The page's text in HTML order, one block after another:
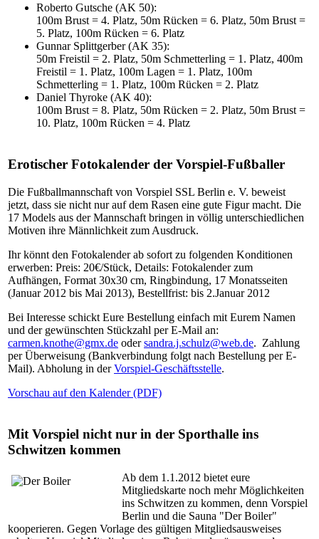
Roberto Gutsche (AK 50):
100m Brust = 4. Platz, 50m Rücken = 6. Platz, 50m Brust =
5. Platz, 100m Rücken = 6. Platz
Gunnar Splittgerber (AK 35):
50m Freistil = 2. Platz, 50m Schmetterling = 1. Platz, 400m
Freistil = 1. Platz, 100m Lagen = 1. Platz, 100m
Schmetterling = 1. Platz, 100m Rücken = 2. Platz
Daniel Thyroke (AK 40):
100m Brust = 8. Platz, 50m Rücken = 2. Platz, 50m Brust =
10. Platz, 100m Rücken = 4. Platz
Erotischer Fotokalender der Vorspiel-Fußballer
Die Fußballmannschaft von Vorspiel SSL Berlin e. V. beweist
jetzt, dass sie nicht nur auf dem Rasen eine gute Figur macht. Die
17 Models aus der Mannschaft bringen in völlig unterschiedlichen
Motiven ihre Männlichkeit zum Ausdruck.
Ihr könnt den Fotokalender ab sofort zu folgenden Konditionen
erwerben: Preis: 20€/Stück, Details: Fotokalender zum
Aufhängen, Format 30x30 cm, Ringbindung, 17 Monatsseiten
(Januar 2012 bis Mai 2013), Bestellfrist: bis 2.Januar 2012
Bei Interesse schickt Eure Bestellung einfach mit Eurem Namen
und der gewünschten Stückzahl per E-Mail an:
carmen.knothe@gmx.de odersandra.j.schulz@web.de. Zahlung
per Überweisung (Bankverbindung folgt nach Bestellung per E-
Mail). Abholung in derVorspiel-Geschäftsstelle.
Vorschau auf den Kalender (PDF)
Mit Vorspiel nicht nur in der Sporthalle ins
Schwitzen kommen
Ab dem 1.1.2012 bietet eure
Mitgliedskarte noch mehr Möglichkeiten
ins Schwitzen zu kommen, denn Vorspiel
Berlin und die Sauna "Der Boiler"
kooperieren. Gegen Vorlage des gültigen Mitgliedsausweises